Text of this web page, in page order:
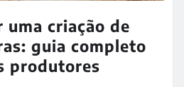
uma criação de
guia completo
produtores